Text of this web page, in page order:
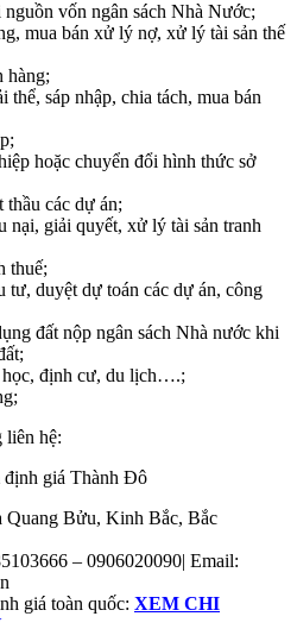
vốn ngân sách Nhà Nước;
mua bán xử lý nợ, xử lý tài sản thế
hàng;
sáp nhập, chia tách, mua bán
hoặc chuyển đổi hình thức sở
thầu các dự án;
nại, giải quyết, xử lý tài sản tranh
thuế;
tư, duyệt dự toán các dự án, công
đất nộp ngân sách Nhà nước khi
học, định cư, du lịch….;
hệ:
định giá Thành Đô
Quang Bửu, Kinh Bắc, Bắc
– 0906020090| Email:
giá toàn quốc: XEM CHI